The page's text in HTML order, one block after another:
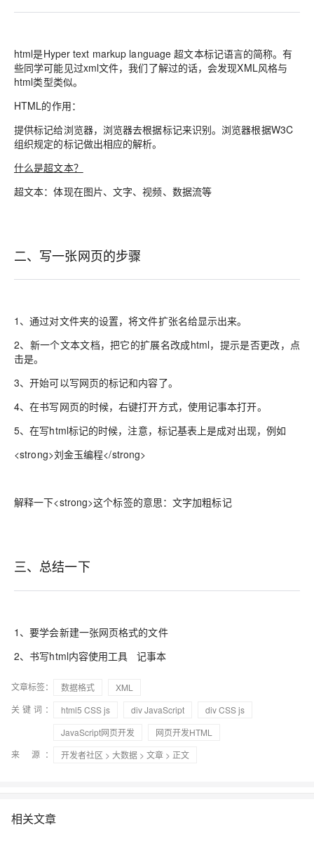
html是Hyper text markup language 超文本标记语言的简称。有
些同学可能见过xml文件，我们了解过的话，会发现XML风格与
html类型类似。
HTML的作用：
提供标记给浏览器，浏览器去根据标记来识别。浏览器根据W3C
组织规定的标记做出相应的解析。
什么是超文本？
超文本：体现在图片、文字、视频、数据流等
二、写一张网页的步骤
1、通过对文件夹的设置，将文件扩张名给显示出来。
2、新一个文本文档，把它的扩展名改成html，提示是否更改，点
击是。
3、开始可以写网页的标记和内容了。
4、在书写网页的时候，右键打开方式，使用记事本打开。
5、在写html标记的时候，注意，标记基表上是成对出现，例如
<strong>刘金玉编程</strong>
解释一下<strong>这个标签的意思：文字加粗标记
三、总结一下
1、要学会新建一张网页格式的文件
2、书写html内容使用工具 记事本
文章标签： 数据格式
XML
关键词：
html5 CSS js div JavaScript
div CSS js
JavaScript网页开发
网页开发HTML
来 源：
开发者社区 > 大数据 > 文章 > 正文
相关文章